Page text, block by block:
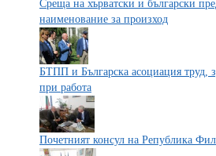
Среща на хърватски и български
наименование за произход
БТПП и Българска асоциация труд,
при работа
Почетният консул на Република